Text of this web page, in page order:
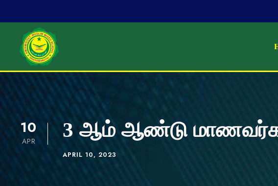
10
APR 3 ஆம் ஆண்டு
APRIL 10, 2023